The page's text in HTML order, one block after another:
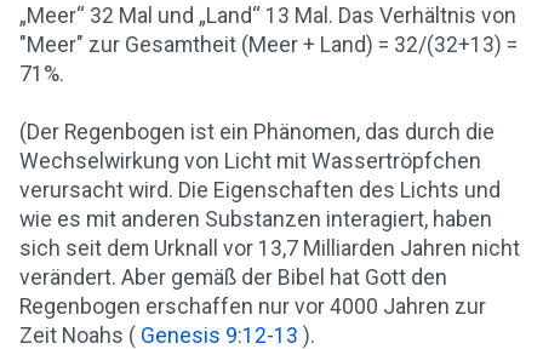
„Meer“ 32 Mal und „Land“ 13 Mal. Das Verhältnis von
"Meer" zur Gesamtheit (Meer + Land) = 32/(32+13) =
71%.
(Der Regenbogen ist ein Phänomen, das durch die
Wechselwirkung von Licht mit Wassertröpfchen
verursacht wird. Die Eigenschaften des Lichts und
wie es mit anderen Substanzen interagiert, haben
sich seit dem Urknall vor 13,7 Milliarden Jahren nicht
verändert. Aber gemäß der Bibel hat Gott den
Regenbogen erschaffen nur vor 4000 Jahren zur
Zeit Noahs ( Genesis 9:12-13 ).